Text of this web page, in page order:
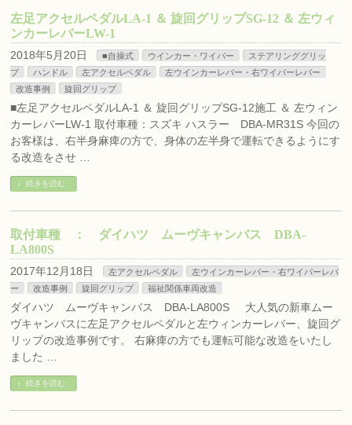
左足アクセルペダルLA-1 ＆ 旋回グリップSG-12 ＆ 左ウィ
ンカーレバーLW-1
2018年5月20日 ■自操式 ウインカー・ワイパー
ステアリンググリッ
プ
ハンドル 左アクセルペダル
左ウインカーレバー・右ワイパーレバー
改造事例
旋回グリップ
■左足アクセルペダルLA-1 ＆ 旋回グリップSG-12施工 ＆ 左ウィン
カーレバーLW-1 取付車種：スズキ ハスラー DBA-MR31S 今回の
お客様は、右半身麻痺の方で、身体の左半身で運転できるようにす
る改造をさせ …
続きを読む
取付車種 ： ダイハツ ムーヴキャンバス DBA-
LA800S
2017年12月18日 左アクセルペダル
左ウインカーレバー・右ワイパーレバ
ー
改造事例 旋回グリップ 福祉関係車両改造
ダイハツ ムーヴキャンバス DBA-LA800S 大人気の新車ムー
ヴキャンバスに左足アクセルペダルと左ウィンカーレバー、旋回グ
リップの改造事例です。 右麻痺の方でも運転可能な改造をいたし
ました …
続きを読む